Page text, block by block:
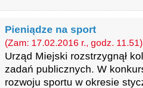
Pieniądze na sport
(Zam: 17.02.2016 r., godz. 11.51)
Urząd Miejski rozstrzygnął
zadań publicznych. W
rozwoju sportu w okresie